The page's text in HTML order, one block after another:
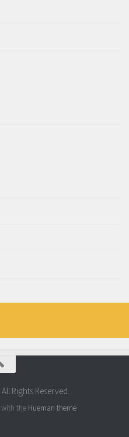
Rights Reserved.
with the Hueman theme